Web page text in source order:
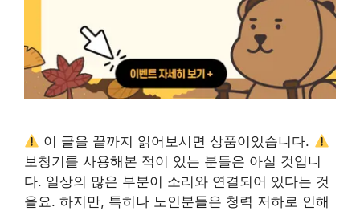
이 글을 끝까지 읽어보시면 상품이있습니다.
보청기를 사용해본 적이 있는 분들은 아실 것입니
다. 일상의 많은 부분이 소리와 연결되어 있다는 것
을요. 하지만, 특히나 노인분들은 청력 저하로 인해